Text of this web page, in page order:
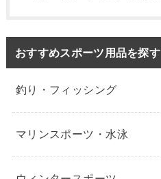
おすすめスポーツ用品を探す
釣り・フィッシング
マリンスポーツ・水泳